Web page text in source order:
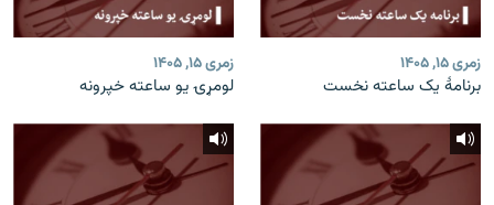
زمری ۱۵, ۱۴۰۵
برنامۀ یک ساعته نخست
زمری ۱۵, ۱۴۰۵
لومړۍ یو ساعته خپرونه